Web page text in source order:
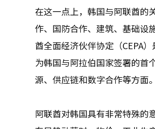
在这一点上，韩国与阿联酋的
作、国防合作、建筑、基础设
酋全面经济伙伴协定（CEPA
为韩国与阿拉伯国家签署的首
源、供应链和数字合作等方面
阿联酋对韩国具有非常特殊的